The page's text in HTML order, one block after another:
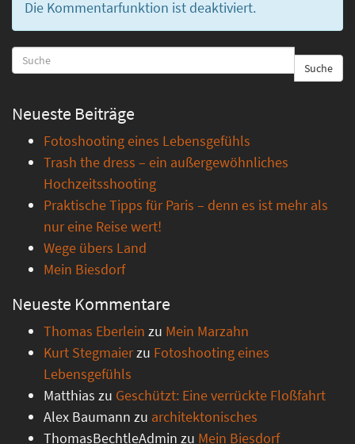
Die Kommentarfunktion ist deaktiviert.
Suche
Neueste Beiträge
Fotoshooting eines Lebensgefühls
Trash the dress – ein außergewöhnliches
Hochzeitsshooting
Praktische Tipps für Paris – denn es ist mehr als
nur eine Reise wert!
Wege übers Land
Mein Biesdorf
Neueste Kommentare
Thomas Eberlein zu Mein Marzahn
Kurt Stegmaierzu Fotoshooting eines
Lebensgefühls
Matthias zu Geschützt: Eine verrückte Floßfahrt
Alex Baumann zu architektonisches
ThomasBechtleAdmin zu Mein Biesdorf